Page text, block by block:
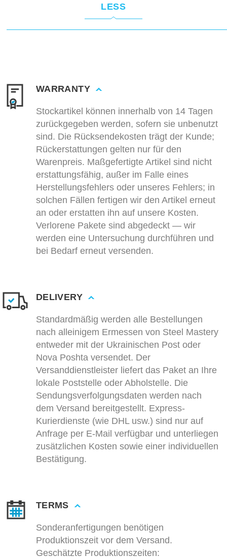
LESS
WARRANTY
Stockartikel können innerhalb von 14 Tagen
zurückgegeben werden, sofern sie unbenutzt
sind. Die Rücksendekosten trägt der Kunde;
Rückerstattungen gelten nur für den
Warenpreis. Maßgefertigte Artikel sind nicht
erstattungsfähig, außer im Falle eines
Herstellungsfehlers oder unseres Fehlers; in
solchen Fällen fertigen wir den Artikel erneut
an oder erstatten ihn auf unsere Kosten.
Verlorene Pakete sind abgedeckt — wir
werden eine Untersuchung durchführen und
bei Bedarf erneut versenden.
DELIVERY
Standardmäßig werden alle Bestellungen
nach alleinigem Ermessen von Steel Mastery
entweder mit der Ukrainischen Post oder
Nova Poshta versendet. Der
Versanddienstleister liefert das Paket an Ihre
lokale Poststelle oder Abholstelle. Die
Sendungsverfolgungsdaten werden nach
dem Versand bereitgestellt. Express-
Kurierdienste (wie DHL usw.) sind nur auf
Anfrage per E-Mail verfügbar und unterliegen
zusätzlichen Kosten sowie einer individuellen
Bestätigung.
TERMS
Sonderanfertigungen benötigen
Produktionszeit vor dem Versand.
Geschätzte Produktionszeiten: